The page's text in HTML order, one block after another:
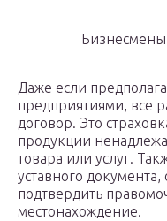
Даже если
предприятиями, все
договор. Это
продукции
товара или услуг.
уставного
подтвердить
местонахождение.